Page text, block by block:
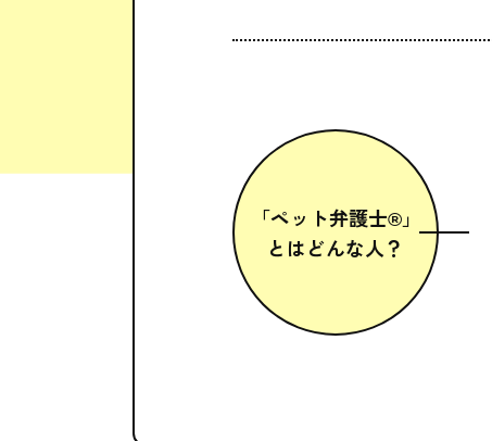
「ペット弁護士®」
とはどんな人？